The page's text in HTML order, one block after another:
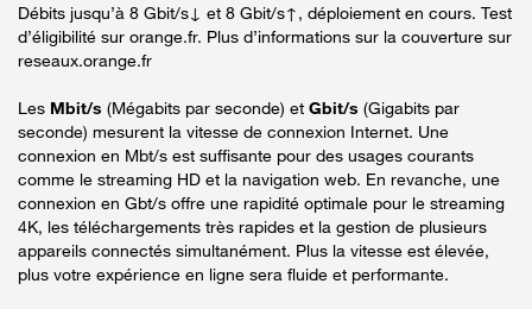
Débits jusqu’à 8 Gbit/s↓ et 8 Gbit/s↑, déploiement en cours. Test
d’éligibilité sur orange.fr. Plus d’informations sur la couverture sur
reseaux.orange.fr
Les Mbit/s (Mégabits par seconde) et Gbit/s (Gigabits par
seconde) mesurent la vitesse de connexion Internet. Une
connexion en Mbt/s est suffisante pour des usages courants
comme le streaming HD et la navigation web. En revanche, une
connexion en Gbt/s offre une rapidité optimale pour le streaming
4K, les téléchargements très rapides et la gestion de plusieurs
appareils connectés simultanément. Plus la vitesse est élevée,
plus votre expérience en ligne sera fluide et performante.